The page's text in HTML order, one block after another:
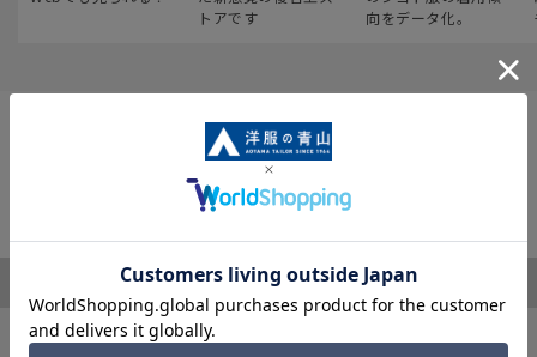
トアです
向をデータ化。
サポート・お問い合わせ
※税表記がないものはすべて税込み価格となります
キャンペーン情報